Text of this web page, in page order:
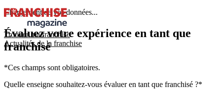
Trouver ma franchise
Actualités de la franchise
Chargement de vos données...
Évaluez votre expérience en tant que
franchisé
*Ces champs sont obligatoires.
Quelle enseigne souhaitez-vous évaluer en tant que franchisé ?*